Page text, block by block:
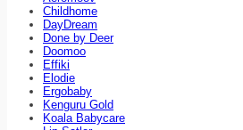
Childhome
DayDream
Done by Deer
Doomoo
Effiki
Elodie
Ergobaby
Kenguru Gold
Koala Babycare